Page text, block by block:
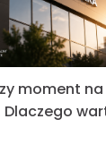
moment